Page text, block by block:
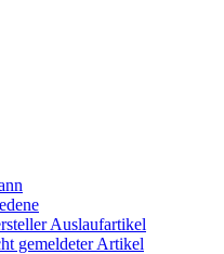
Auslaufartikel
gemeldeter Artikel